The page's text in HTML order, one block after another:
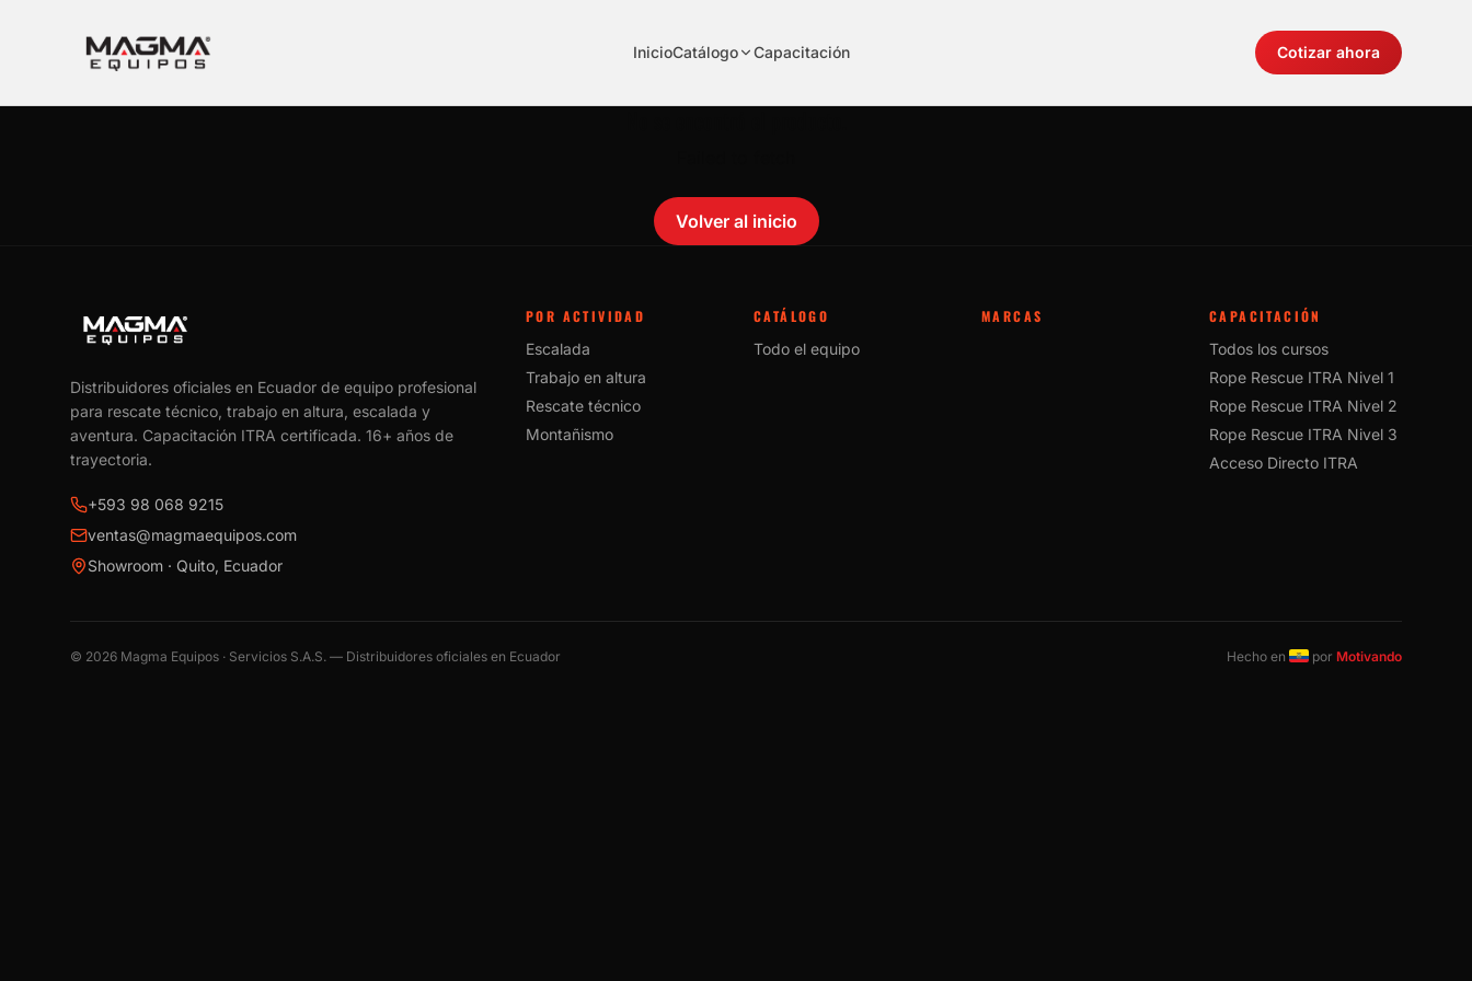
InicioCatálogo Capacitación Cotizar ahora
Volver al inicio
Distribuidores oficiales en Ecuador de equipo profesional
para rescate técnico, trabajo en altura, escalada y
aventura. Capacitación ITRA certificada. 16+ años de
trayectoria.
+593 98 068 9215
ventas@magmaequipos.com
Showroom · Quito, Ecuador
POR ACTIVIDAD
Escalada
Trabajo en altura
Rescate técnico
Montañismo
CATÁLOGO
Todo el equipo
MARCAS
CAPACITACIÓN
Todos los cursos
Rope Rescue ITRA Nivel 1
Rope Rescue ITRA Nivel 2
Rope Rescue ITRA Nivel 3
Acceso Directo ITRA
© 2026 Magma Equipos · Servicios S.A.S. — Distribuidores oficiales en Ecuador Hecho en por Motivando